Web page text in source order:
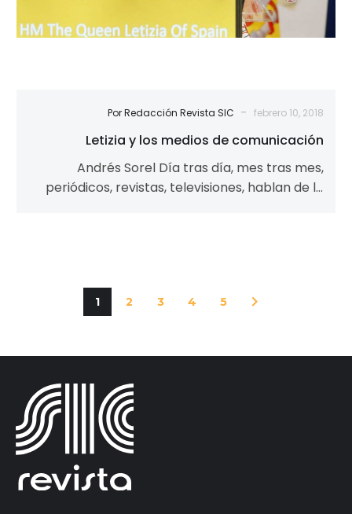
Por Redacción Revista SIC - febrero 10, 2018
Letizia y los medios de comunicación
Andrés Sorel Día tras día, mes tras mes,
periódicos, revistas, televisiones, hablan de la
1 2 3 4 5